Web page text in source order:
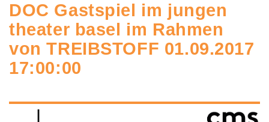
DOC Gastspiel im jungen
theater basel im Rahmen
von TREIBSTOFF 01.09.2017
17:00:00